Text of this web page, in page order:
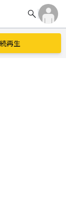
search
再生